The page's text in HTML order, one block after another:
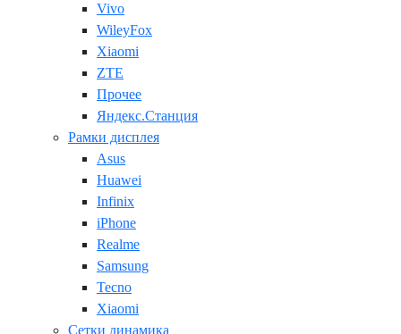
Vivo
WileyFox
Xiaomi
ZTE
Прочее
Яндекс.Станция
Рамки дисплея
Asus
Huawei
Infinix
iPhone
Realme
Samsung
Tecno
Xiaomi
Сетки динамика